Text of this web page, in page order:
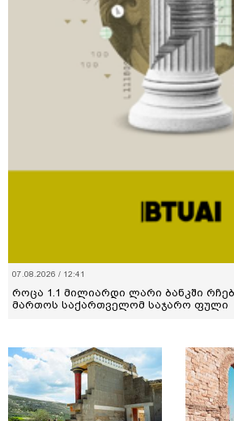
07.08.2026 / 12:41
როცა 1.1 მილიარდი ლარი ბანკში
მართოს საქართველომ საჯარო ფული